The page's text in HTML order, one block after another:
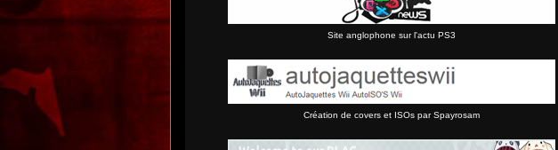
Site anglophone sur l'actu PS3
Création de covers et ISOs par Spayrosam